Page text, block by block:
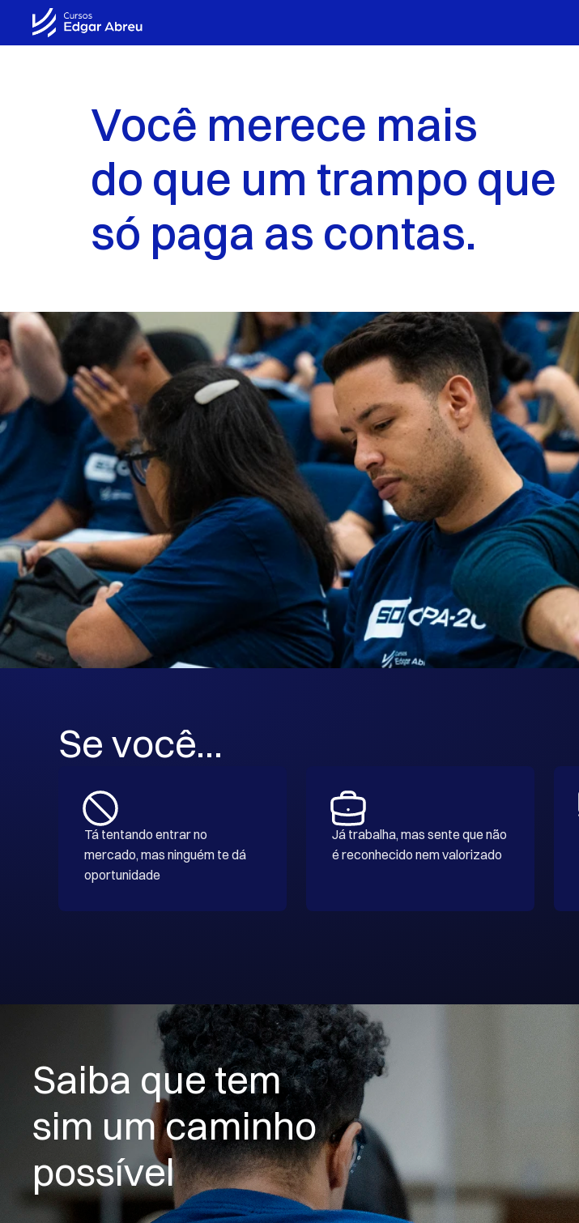
Você merece mais
do que um trampo que
só paga as contas.
Se você...
Tá tentando entrar no
mercado, mas ninguém te dá
oportunidade
Já trabalha, mas sente que não
é reconhecido nem valorizado
Saiba que tem
sim um caminho
possível